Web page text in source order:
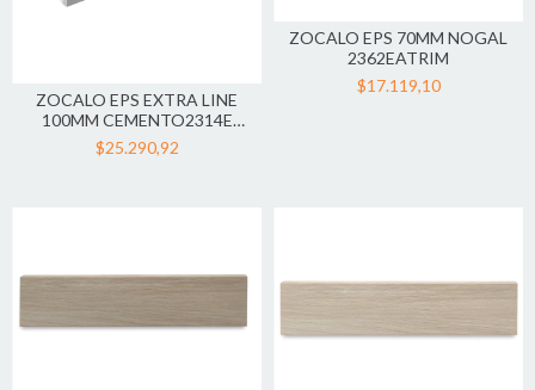
ZOCALO EPS EXTRA LINE
100MM CEMENTO2314E
ATRIM
$25.290,92
ZOCALO EPS 70MM NOGAL
2362EATRIM
$17.119,10